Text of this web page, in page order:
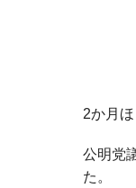
2か月
公明党
た。